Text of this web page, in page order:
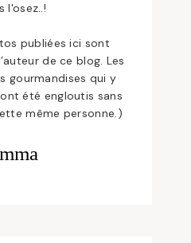
l'osez..!
publiées ici sont
de ce blog. Les
gourmandises qui y
été engloutis sans
même personne.)